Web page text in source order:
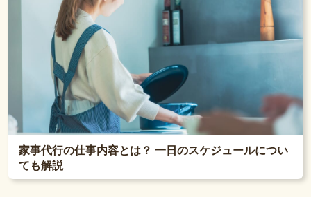
家事代行の仕事内容とは？ 一日のスケジュールについ
ても解説